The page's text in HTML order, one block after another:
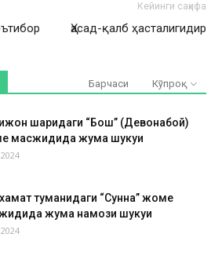
Кейинги саҳифа
Ҳасад-қалб ҳасталигидир
Барчаси Кўпроқ
шаҳридаги “Бош” (Девонабой)
масжидида жума шукуҳи
туманидаги “Сунна” жоме
жума намози шукуҳи